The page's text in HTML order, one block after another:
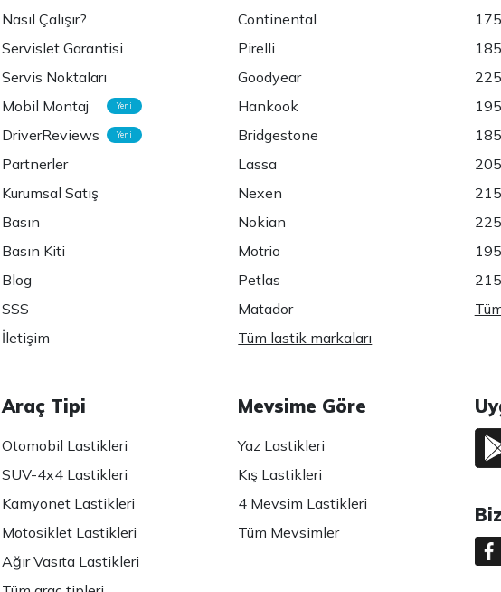
Nasıl Çalışır?
Servislet Garantisi
Servis Noktaları
Mobil Montaj
Yeni
DriverReviews Yeni
Partnerler
Kurumsal Satış
Basın
Basın Kiti
Blog
SSS
İletişim
Continental
Pirelli
Goodyear
Hankook
Bridgestone
Lassa
Nexen
Nokian
Motrio
Petlas
Matador
Tüm lastik markaları
Araç Tipi
Otomobil Lastikleri
SUV-4x4 Lastikleri
Kamyonet Lastikleri
Motosiklet Lastikleri
Ağır Vasıta Lastikleri
Mevsime Göre
Yaz Lastikleri
Kış Lastikleri
4 Mevsim Lastikleri
Tüm Mevsimler